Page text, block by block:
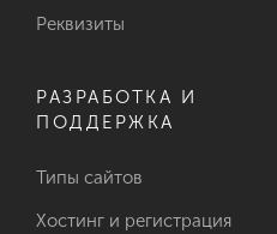
Реквизиты
РАЗРАБОТКА И
ПОДДЕРЖКА
Типы сайтов
Хостинг и регистрация